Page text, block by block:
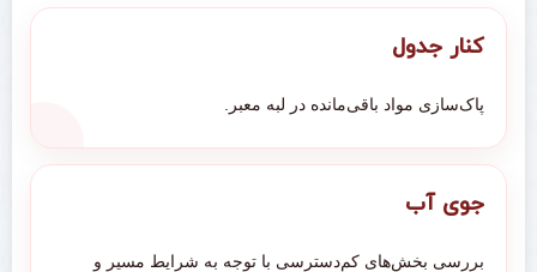
کنار جدول
پاک‌سازی مواد باقی‌مانده در لبه معبر.
جوی آب
بررسی بخش‌های کم‌دسترسی با توجه به شرایط مسیر و